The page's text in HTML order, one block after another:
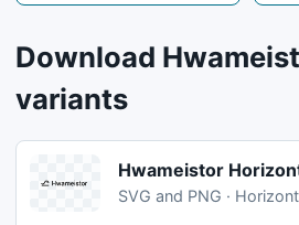
Download
variants
Hwameistor
SVG and PNG ·